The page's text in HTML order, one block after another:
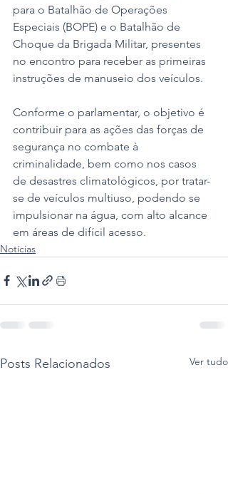
para o Batalhão de Operações
Especiais (BOPE) e o Batalhão de
Choque da Brigada Militar, presentes
no encontro para receber as primeiras
instruções de manuseio dos veículos.
Conforme o parlamentar, o objetivo é
contribuir para as ações das forças de
segurança no combate à
criminalidade, bem como nos casos
de desastres climatológicos, por tratar-
se de veículos multiuso, podendo se
impulsionar na água, com alto alcance
em áreas de difícil acesso.
Notícias
Posts Relacionados Ver tudo